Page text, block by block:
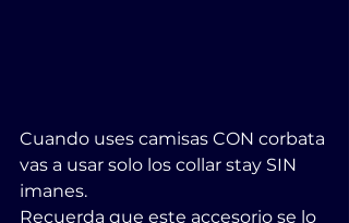
Cuando uses camisas CON corbata
vas a usar solo los collar stay SIN
imanes.
Recuerda que este accesorio se lo